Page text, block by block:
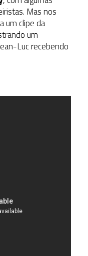
Mas nos
um clipe da
um
Luc recebendo